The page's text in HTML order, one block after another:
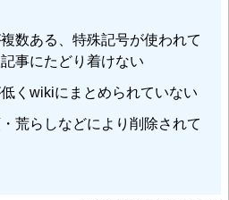
数ある、特殊記号が使われて
事にたどり着けない
くwikiにまとめられていない
荒らしなどにより削除されて